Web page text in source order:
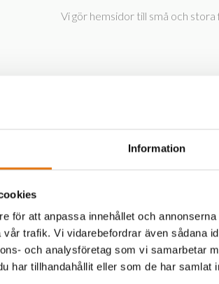
Information
för att anpassa innehållet och
trafik. Vi vidarebefordrar även sådana
och analysföretag som vi samarbetar
har tillhandahållit eller som de har samlat
Vi gör hemsidor till små och
att